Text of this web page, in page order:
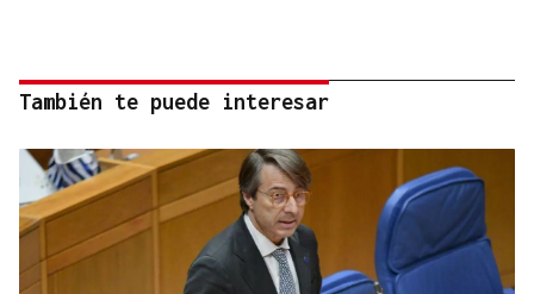
También te puede interesar